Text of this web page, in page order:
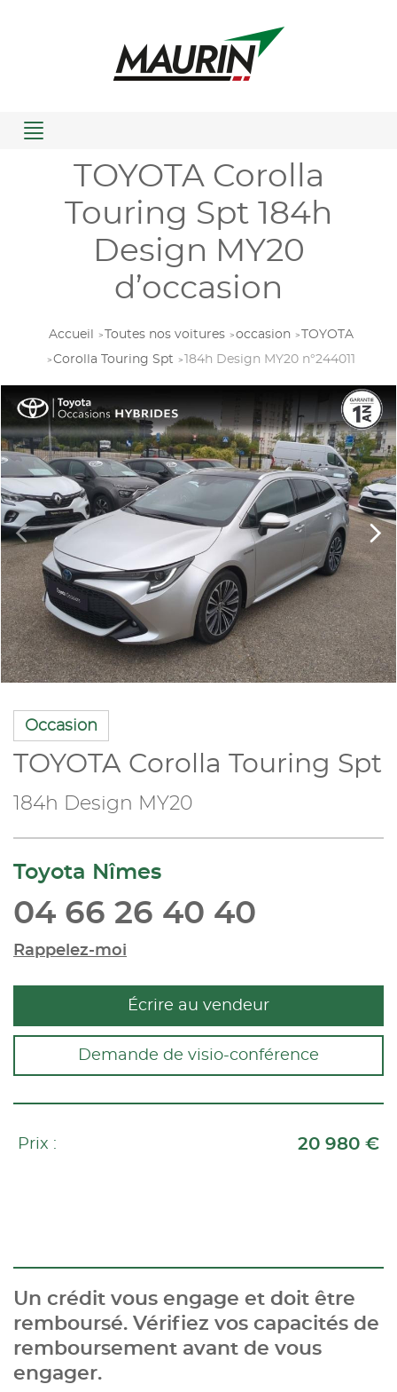
Menu
TOYOTA Corolla
Touring Spt 184h
Design MY20
d’occasion
Accueil Toutes nos voitures occasion
TOYOTA
Corolla Touring Spt
184h Design MY20 n°244011
Occasion
TOYOTA Corolla Touring Spt
184h Design MY20
Toyota Nîmes
04 66 26 40 40
Rappelez-moi
Écrire au vendeur
Demande de visio-conférence
Prix : 20 980 €
Un crédit vous engage et doit être
remboursé. Vérifiez vos capacités de
remboursement avant de vous
engager.